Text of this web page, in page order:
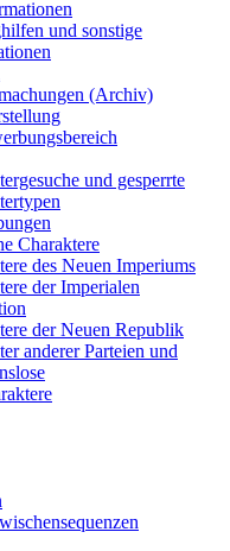
und sonstige
(Archiv)
und gesperrte
Charaktere
des Neuen Imperiums
der Imperialen
der Neuen Republik
anderer Parteien und